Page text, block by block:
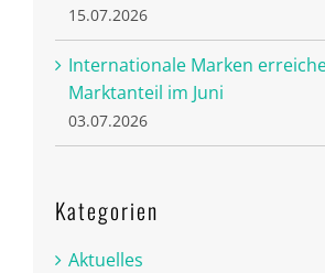
15.07.2026
Internationale Marken
Marktanteil im Juni
03.07.2026
Kategorien
Aktuelles